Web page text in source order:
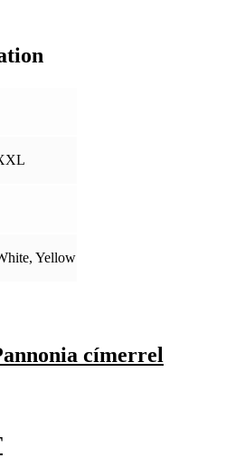
Yellow
címerrel